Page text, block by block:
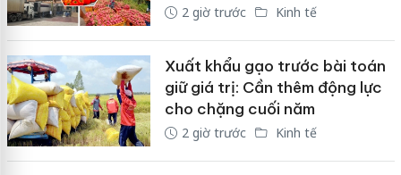
2 giờ trước Kinh tế
Xuất khẩu gạo trước bài toán
giữ giá trị: Cần thêm động lực
cho chặng cuối năm
2 giờ trước Kinh tế